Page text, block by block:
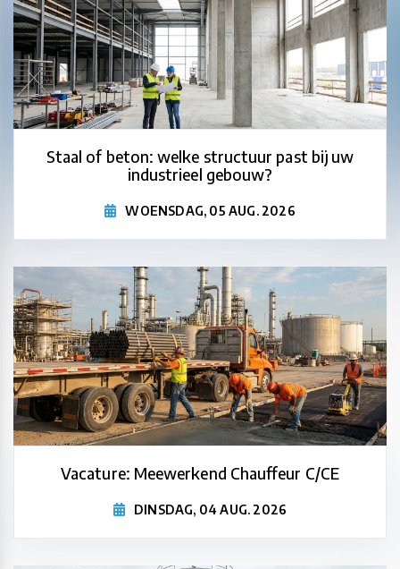
Staal of beton: welke structuur past bij uw
industrieel gebouw?
WOENSDAG, 05 AUG. 2026
Vacature: Meewerkend Chauffeur C/CE
DINSDAG, 04 AUG. 2026